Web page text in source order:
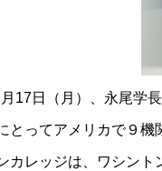
17日（月）、永尾学
とってアメリカで９機
カレッジは、ワシン